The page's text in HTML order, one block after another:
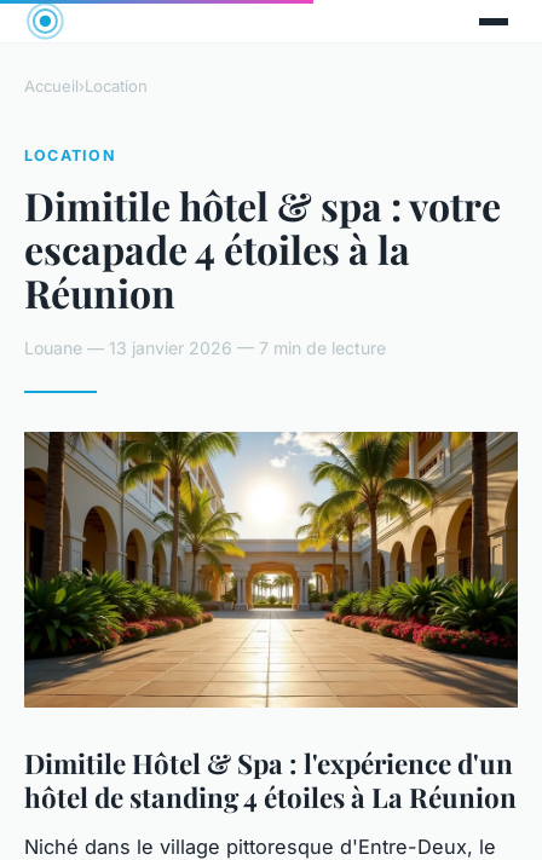
Accueil›Location
LOCATION
Dimitile hôtel & spa : votre
escapade 4 étoiles à la
Réunion
Louane — 13 janvier 2026 — 7 min de lecture
Dimitile Hôtel & Spa : l'expérience d'un
hôtel de standing 4 étoiles à La Réunion
Niché dans le village pittoresque d'Entre-Deux, le